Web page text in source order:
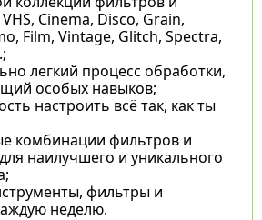
Cinema, Disco, Grain,
Film, Vintage, Glitch, Spectra,
легкий процесс обработки,
особых навыков;
настроить всё так, как ты
комбинации фильтров и
наилучшего и уникального
фильтры и
неделю.